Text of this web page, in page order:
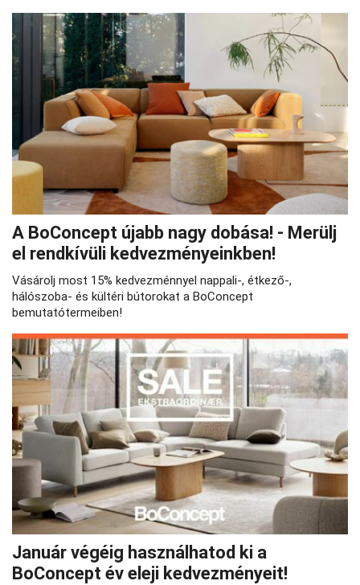
A BoConcept újabb nagy dobása! - Merülj
el rendkívüli kedvezményeinkben!
Vásárolj most 15% kedvezménnyel nappali-, étkező-,
hálószoba- és kültéri bútorokat a BoConcept
bemutatótermeiben!
Január végéig használhatod ki a
BoConcept év eleji kedvezményeit!